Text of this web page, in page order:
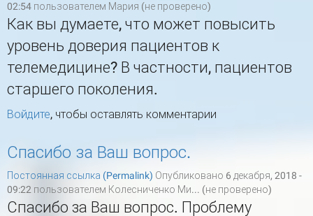
02:54 пользователем Мария (не проверено)
Как вы думаете, что может повысить
уровень доверия пациентов к
телемедицине? В частности, пациентов
старшего поколения.
Войдите, чтобы оставлять комментарии
Спасибо за Ваш вопрос.
Постоянная ссылка (Permalink) Опубликовано 6 декабря, 2018 -
09:22 пользователем Колесниченко Ми... (не проверено)
Спасибо за Ваш вопрос. Проблему